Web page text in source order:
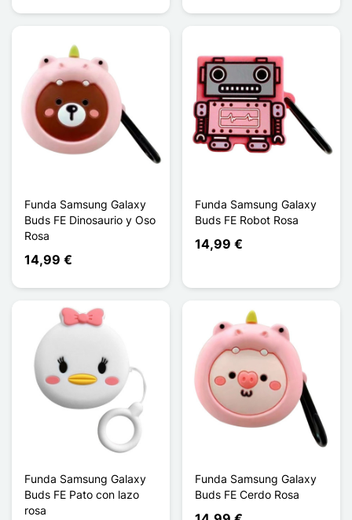
Funda Samsung Galaxy
Buds FE Dinosaurio y Oso
Rosa
14,99 €
Funda Samsung Galaxy
Buds FE Robot Rosa
14,99 €
Funda Samsung Galaxy
Buds FE Pato con lazo
rosa
Funda Samsung Galaxy
Buds FE Cerdo Rosa